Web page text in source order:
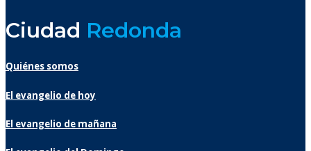
Ciudad Redonda
Quiénes somos
El evangelio de hoy
El evangelio de mañana